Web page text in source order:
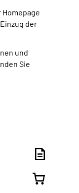
der
und
Sie